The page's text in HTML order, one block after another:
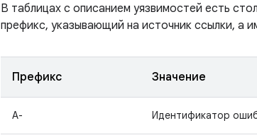
В таблицах с описанием уязвимостей есть
префикс, указывающий на источник ссылки, а
Префикс Значение
A- Идентификатор